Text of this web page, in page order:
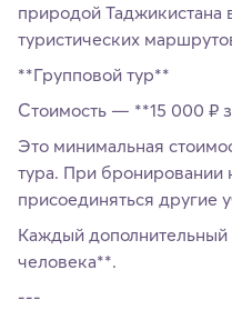
природой Таджикистана
туристических
**Групповой тур**
Стоимость — **15 000 ₽
Это минимальная
тура. При бронировании
присоединяться другие
Каждый
человека**.
---